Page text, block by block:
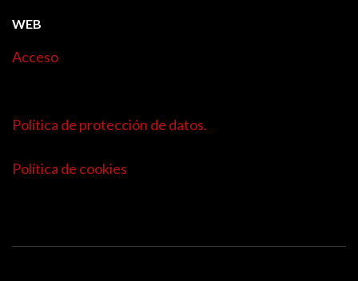
WEB
Acceso
Política de protección de datos.
Política de cookies